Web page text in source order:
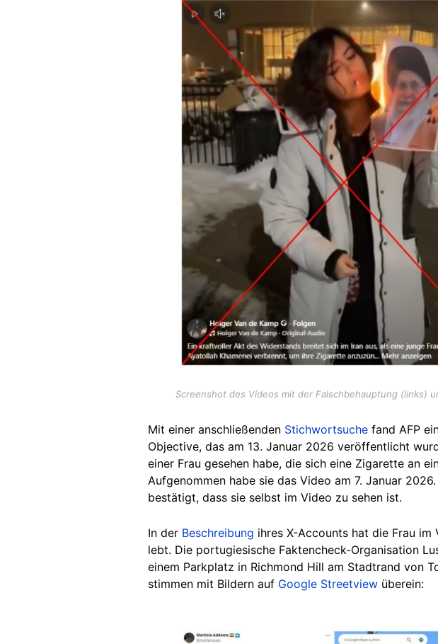
Screenshot des Videos mit der Falschbehauptung (links)
Mit einer anschließenden Stichwortsuche fand AFP
Objective, das am 13. Januar 2026 veröffentlicht
einer Frau gesehen habe, die sich eine Zigarette an
Aufgenommen habe sie das Video am 7. Januar
bestätigt, dass sie selbst im Video zu sehen ist.
In der Beschreibung ihres X-Accounts hat die Frau im
lebt. Die portugiesische Faktencheck-Organisation
einem Parkplatz in Richmond Hill am Stadtrand von
stimmen mit Bildern auf Google Streetview überein: